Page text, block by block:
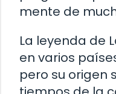
mente de
La leyenda de
en varios
pero su origen